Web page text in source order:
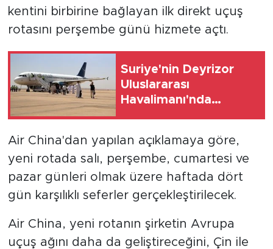
kentini birbirine bağlayan ilk direkt uçuş
rotasını perşembe günü hizmete açtı.
Suriye'nin Deyrizor
Uluslararası
Havalimanı'nda
başladı
Air China'dan yapılan açıklamaya göre,
yeni rotada salı, perşembe, cumartesi ve
pazar günleri olmak üzere haftada dört
gün karşılıklı seferler gerçekleştirilecek.
Air China, yeni rotanın şirketin Avrupa
uçuş ağını daha da geliştireceğini, Çin ile
Xinhua Türkiye